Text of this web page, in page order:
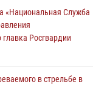
«Национальная Служба
Росгвардии
в стрельбе в